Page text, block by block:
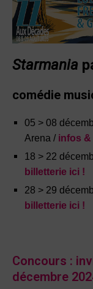
Starmania
comédie
05 > 08
Arena / infos &
18 > 22
billetterie ici !
28 > 29
billetterie ici !
Concours :
décembre